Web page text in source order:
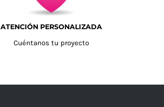
ATENCIÓN PERSONALIZADA
Cuéntanos tu proyecto